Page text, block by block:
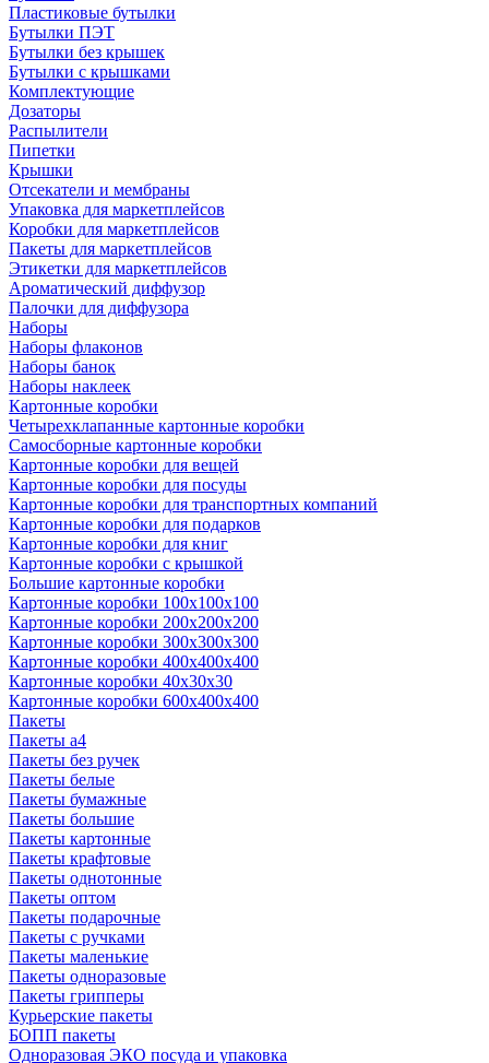
Пластиковые бутылки
Бутылки ПЭТ
Бутылки без крышек
Бутылки с крышками
Комплектующие
Дозаторы
Распылители
Пипетки
Крышки
Отсекатели и мембраны
Упаковка для маркетплейсов
Коробки для маркетплейсов
Пакеты для маркетплейсов
Этикетки для маркетплейсов
Ароматический диффузор
Палочки для диффузора
Наборы
Наборы флаконов
Наборы банок
Наборы наклеек
Картонные коробки
Четырехклапанные картонные коробки
Самосборные картонные коробки
Картонные коробки для вещей
Картонные коробки для посуды
Картонные коробки для транспортных компаний
Картонные коробки для подарков
Картонные коробки для книг
Картонные коробки с крышкой
Большие картонные коробки
Картонные коробки 100x100x100
Картонные коробки 200x200x200
Картонные коробки 300x300x300
Картонные коробки 400x400x400
Картонные коробки 40x30x30
Картонные коробки 600x400x400
Пакеты
Пакеты а4
Пакеты без ручек
Пакеты белые
Пакеты бумажные
Пакеты большие
Пакеты картонные
Пакеты крафтовые
Пакеты однотонные
Пакеты оптом
Пакеты подарочные
Пакеты с ручками
Пакеты маленькие
Пакеты одноразовые
Пакеты грипперы
Курьерские пакеты
БОПП пакеты
Одноразовая ЭКО посуда и упаковка